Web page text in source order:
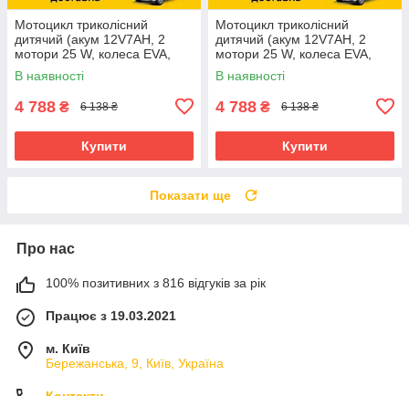
Мотоцикл триколісний
дитячий (акум 12V7AH, 2
мотори 25 W, колеса EVA,
музика, світло, USB) M
6262EL-11 Сірий
В наявності
4 788 ₴ 6 138 ₴
Купити
Мотоцикл триколісний
дитячий (акум 12V7AH, 2
мотори 25 W, колеса EVA,
музика, світло, USB) M
6262EL-4 Синій
В наявності
4 788 ₴ 6 138 ₴
Купити
Показати ще
Про нас
100% позитивних з 816 відгуків за рік
Працює з 19.03.2021
м. Київ
Бережанська, 9, Київ, Україна